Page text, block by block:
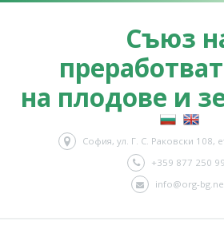
Съюз
на плодове и
София, ул. Г. С. Раковски 108,
+359 877 250
info@org-